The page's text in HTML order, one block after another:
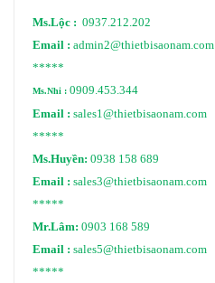
Ms.Lộc : 0937.212.202
Email : admin2@thietbisaonam.com
*****
Ms.Nhi : 0909.453.344
Email : sales1@thietbisaonam.com
*****
Ms.Huyền: 0938 158 689
Email : sales3@thietbisaonam.com
*****
Mr.Lâm: 0903 168 589
Email : sales5@thietbisaonam.com
*****